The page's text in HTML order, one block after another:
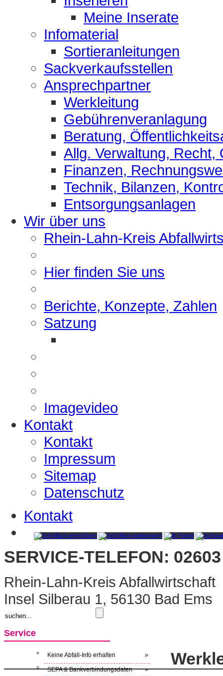
Meine Inserate
Infomaterial
Sortieranleitungen
Sackverkaufsstellen
Ansprechpartner
Werkleitung
Gebührenveranlagung
Beratung,
Allg. Verwaltung, Recht,
Finanzen,
Technik, Bilanzen,
Entsorgungsanlagen
Wir über uns
Rhein-Lahn-Kreis
Hier finden Sie uns
Berichte, Konzepte, Zahlen
Satzung
Imagevideo
Kontakt
Kontakt
Impressum
Sitemap
Datenschutz
Kontakt
SERVICE-TELEFON:
Rhein-Lahn-Kreis Abfallwirtschaft
Insel Silberau 1, 56130 Bad Ems
Service
Keine Abfall-Info erhalten »
SEPA & Bankverbindungsdaten »